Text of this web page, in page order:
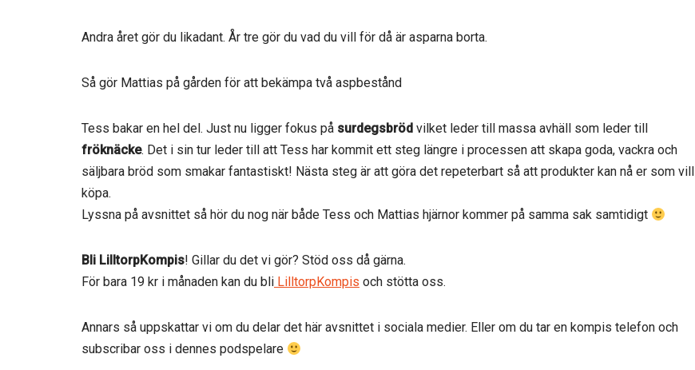
Andra året gör du likadant. År tre gör du vad du vill för då är asparna borta.
Så gör Mattias på gården för att bekämpa två aspbestånd
Tess bakar en hel del. Just nu ligger fokus på surdegsbröd vilket leder till massa avhäll som leder till
fröknäcke. Det i sin tur leder till att Tess har kommit ett steg längre i processen att skapa goda, vackra och
säljbara bröd som smakar fantastiskt! Nästa steg är att göra det repeterbart så att produkter kan nå er som vill
köpa.
Lyssna på avsnittet så hör du nog när både Tess och Mattias hjärnor kommer på samma sak samtidigt
Bli LilltorpKompis! Gillar du det vi gör? Stöd oss då gärna.
För bara 19 kr i månaden kan du bli LilltorpKompis och stötta oss.
Annars så uppskattar vi om du delar det här avsnittet i sociala medier. Eller om du tar en kompis telefon och
subscribar oss i dennes podspelare